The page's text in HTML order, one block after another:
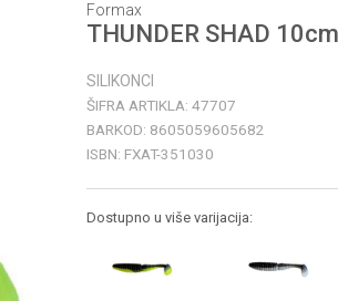
Formax
THUNDER SHAD
SILIKONCI
ŠIFRA ARTIKLA: 47707
BARKOD: 8605059605682
ISBN: FXAT-351030
Dostupno u više varijacija: